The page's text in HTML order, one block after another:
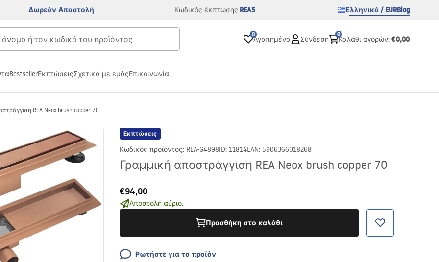
Δωρεάν Αποστολή Κωδικός έκπτωσης:REA5 Ελληνικά / EURBlog
0
Αγαπημένα Σύνδεση
0
Καλάθι αγορών: €0,00
BestsellerΕκπτώσειςΣχετικά με εμάςΕπικοινωνία
REA Neox brush copper 70
Εκπτώσεις
Κωδικός προϊόντος: REA-G4898ID: 11814EAN: 5906366018268
Γραμμική αποστράγγιση REA Neox brush copper 70
€94,00
Αποστολή αύριο.
Προσθήκη στο καλάθι
Ρωτήστε για το προϊόν